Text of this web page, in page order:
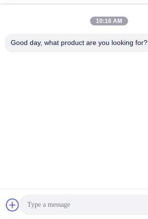
10:16 AM
Good day, what product are you looking for?